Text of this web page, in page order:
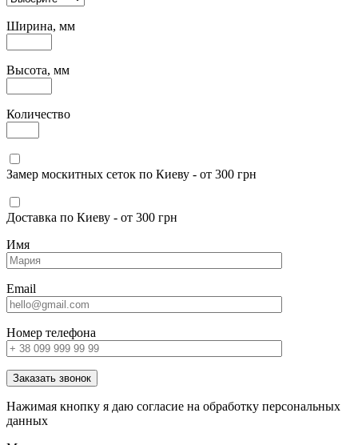
Ширина, мм
Высота, мм
Количество
Замер москитных сеток по Киеву - от 300 грн
Доставка по Киеву - от 300 грн
Имя
Email
Номер телефона
Заказать звонок
Нажимая кнопку я даю согласие на обработку персональных
данных